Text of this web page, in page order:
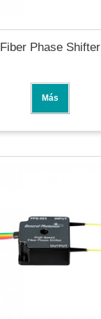
Fiber Phase Shifter
Más